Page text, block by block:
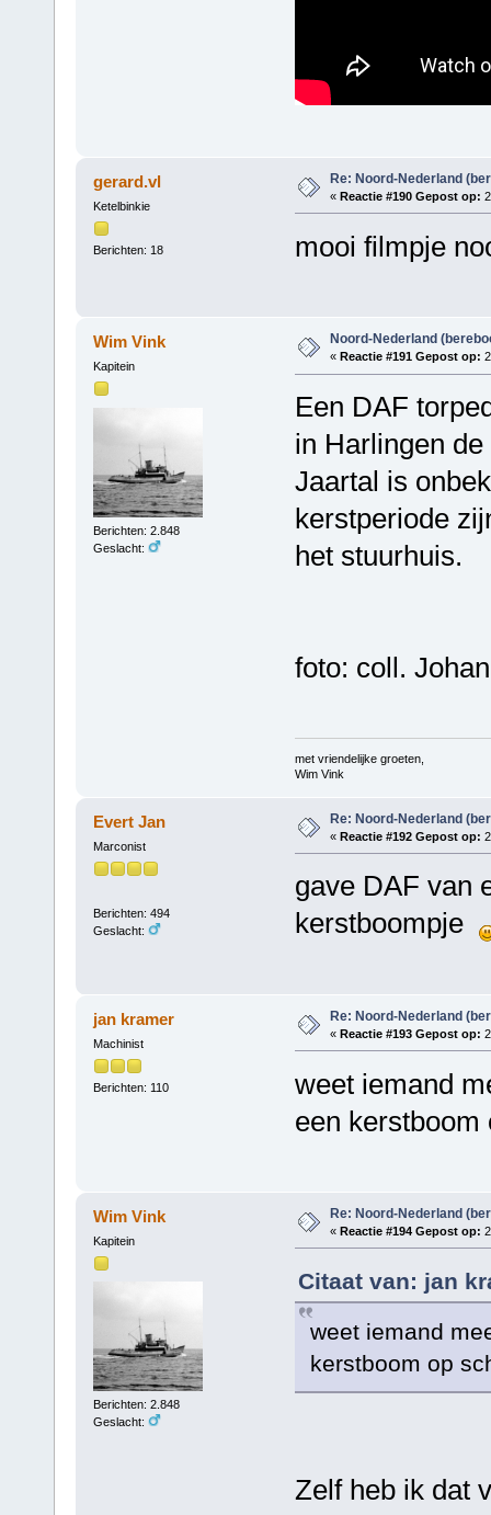
gerard.vl
Ketelbinkie
Berichten: 18
Re: Noord-Nederland
« Reactie #190 Gepost op:
mooi filmpje
Wim Vink
Kapitein
Berichten: 2.848
Geslacht:
Noord-Nederland
« Reactie #191 Gepost op:
Een DAF
in Harlingen
Jaartal is
kerstperiode
het stuurhuis.
foto: coll.
met vriendelijke groeten,
Wim Vink
Evert Jan
Marconist
Berichten: 494
Geslacht:
Re: Noord-Nederland
« Reactie #192 Gepost op:
gave DAF van
kerstboompje
jan kramer
Machinist
Berichten: 110
Re: Noord-Nederland
« Reactie #193 Gepost op:
weet iemand
een kerstboom
Wim Vink
Kapitein
Berichten: 2.848
Geslacht:
Re: Noord-Nederland
« Reactie #194 Gepost op:
Citaat van: jan
weet iemand
kerstboom op
Zelf heb ik dat